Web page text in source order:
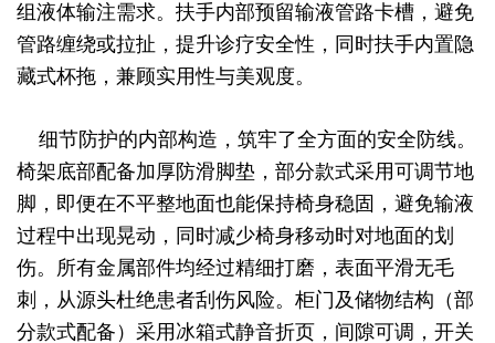
组液体输注需求。扶手内部预留输液管路卡槽，避免
管路缠绕或拉扯，提升诊疗安全性，同时扶手内置隐
藏式杯拖，兼顾实用性与美观度。
细节防护的内部构造，筑牢了全方面的安全防线。
椅架底部配备加厚防滑脚垫，部分款式采用可调节地
脚，即便在不平整地面也能保持椅身稳固，避免输液
过程中出现晃动，同时减少椅身移动时对地面的划
伤。所有金属部件均经过精细打磨，表面平滑无毛
刺，从源头杜绝患者刮伤风险。柜门及储物结构（部
分款式配备）采用冰箱式静音折页，间隙可调，开关